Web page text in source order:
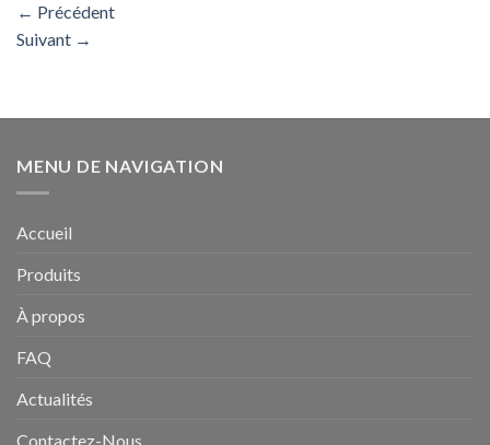
← Précédent
Suivant →
MENU DE NAVIGATION
Accueil
Produits
À propos
FAQ
Actualités
Contactez-Nous